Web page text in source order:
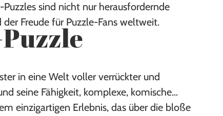
sind nicht nur herausfordernde
Freude für Puzzle-Fans weltweit.
in eine Welt voller verrückter und
seine Fähigkeit, komplexe, komische
einzigartigen Erlebnis, das über die bloße